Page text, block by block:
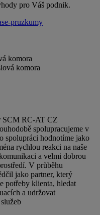
pro Váš podnik.
pruzkumy
komora
SCM RC-AT CZ
spolupracujeme v
spolupráci hodnotíme jako
rychlou reakci na naše
a velmi dobrou
V průběhu
jako partner, který
potřeby klienta, hledat
a udržovat